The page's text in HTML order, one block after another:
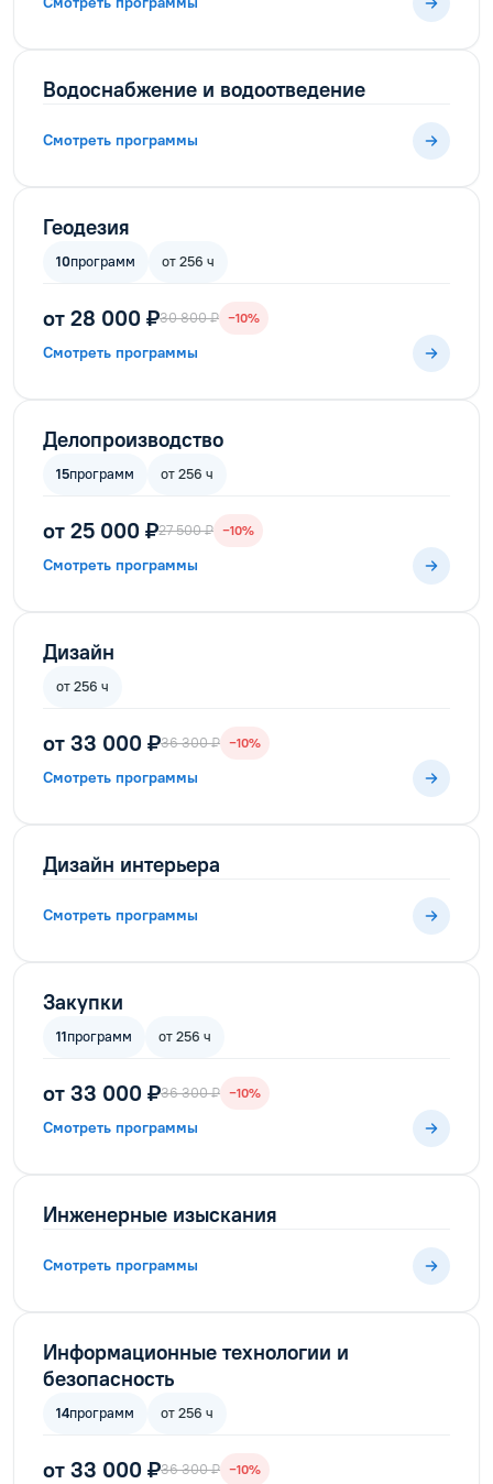
Водоснабжение и водоотведение
Смотреть программы
Геодезия
10программ от 256 ч
от 28 000 ₽30 800 ₽ −10%
Смотреть программы
Делопроизводство
15программ от 256 ч
от 25 000 ₽27 500 ₽ −10%
Смотреть программы
Дизайн
от 256 ч
от 33 000 ₽36 300 ₽ −10%
Смотреть программы
Дизайн интерьера
Смотреть программы
Закупки
11программ от 256 ч
от 33 000 ₽36 300 ₽ −10%
Смотреть программы
Инженерные изыскания
Смотреть программы
Информационные технологии и
безопасность
14программ от 256 ч
от 33 000 ₽36 300 ₽ −10%